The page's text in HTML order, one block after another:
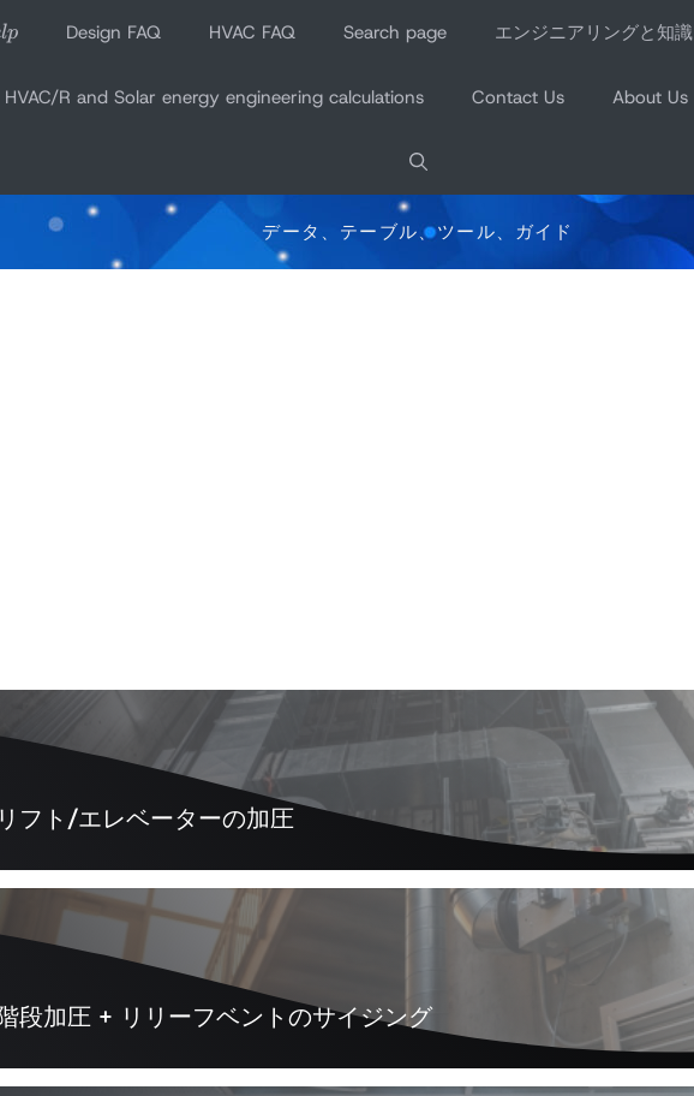
lp Design FAQ HVAC FAQ Search page エンジニアリングと知識
HVAC/R and Solar energy engineering calculations Contact Us About Us
データ、テーブル、ツール、ガイド
フト/エレベーターの加圧
段加圧 + リリーフベントのサイジング